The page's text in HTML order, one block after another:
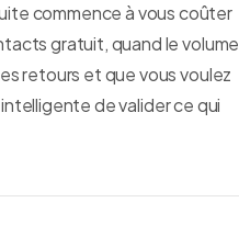
commence à vous coûter
gratuit, quand le volume
retours et que vous voulez
de valider ce qui